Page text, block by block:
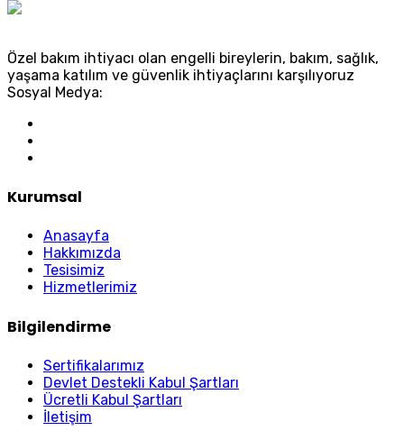
Özel bakım ihtiyacı olan engelli bireylerin, bakım, sağlık,
yaşama katılım ve güvenlik ihtiyaçlarını karşılıyoruz
Sosyal Medya:
Kurumsal
Anasayfa
Hakkımızda
Tesisimiz
Hizmetlerimiz
Bilgilendirme
Sertifikalarımız
Devlet Destekli Kabul Şartları
Ücretli Kabul Şartları
İletişim